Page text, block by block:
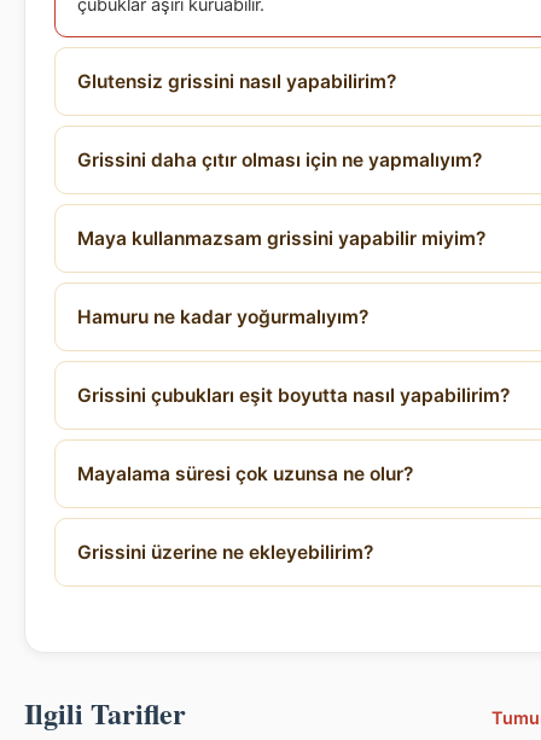
Glutensiz grissini nasıl yapabilirim?
Grissini daha çıtır olması için ne yapmalıyım?
Maya kullanmazsam grissini yapabilir miyim?
Hamuru ne kadar yoğurmalıyım?
Grissini çubukları eşit boyutta nasıl yapabilirim?
Mayalama süresi çok uzunsa ne olur?
Grissini üzerine ne ekleyebilirim?
Ilgili Tarifler